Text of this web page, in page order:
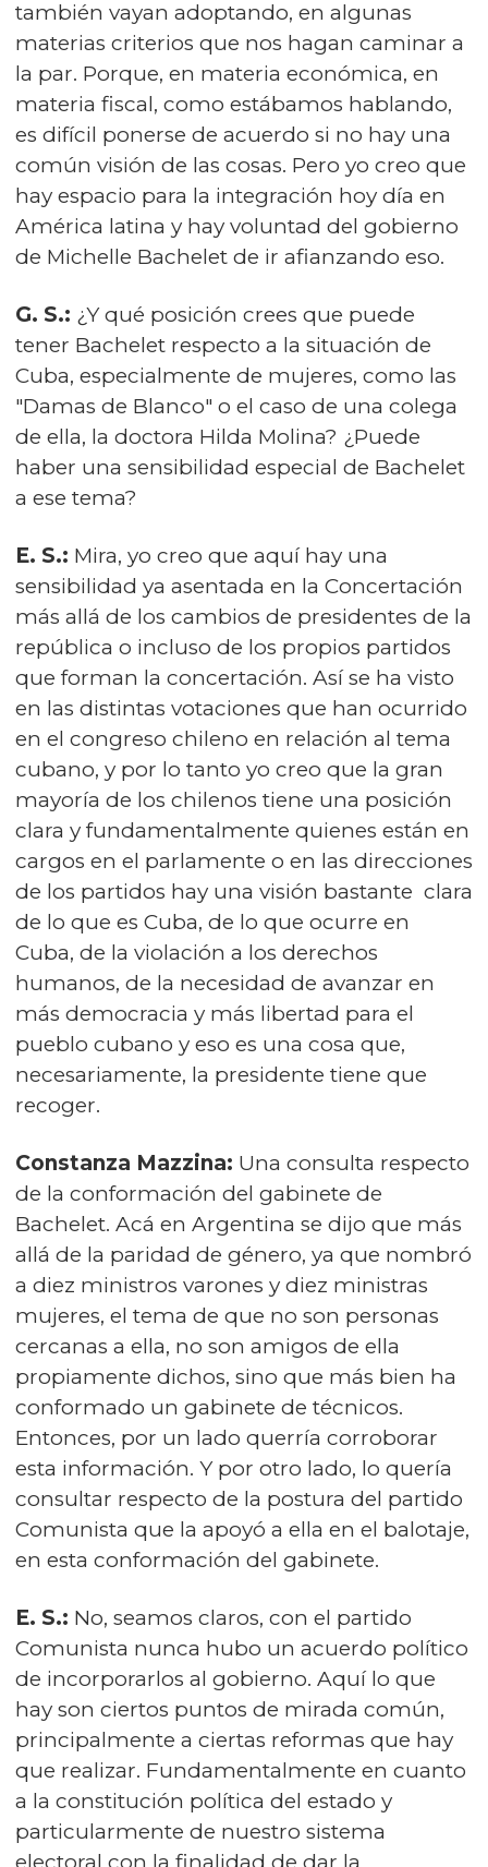
también vayan adoptando, en algunas
materias criterios que nos hagan caminar a
la par. Porque, en materia económica, en
materia fiscal, como estábamos hablando,
es difícil ponerse de acuerdo si no hay una
común visión de las cosas. Pero yo creo que
hay espacio para la integración hoy día en
América latina y hay voluntad del gobierno
de Michelle Bachelet de ir afianzando eso.
G. S.: ¿Y qué posición crees que puede
tener Bachelet respecto a la situación de
Cuba, especialmente de mujeres, como las
"Damas de Blanco" o el caso de una colega
de ella, la doctora Hilda Molina? ¿Puede
haber una sensibilidad especial de Bachelet
a ese tema?
E. S.: Mira, yo creo que aquí hay una
sensibilidad ya asentada en la Concertación
más allá de los cambios de presidentes de la
república o incluso de los propios partidos
que forman la concertación. Así se ha visto
en las distintas votaciones que han ocurrido
en el congreso chileno en relación al tema
cubano, y por lo tanto yo creo que la gran
mayoría de los chilenos tiene una posición
clara y fundamentalmente quienes están en
cargos en el parlamente o en las direcciones
de los partidos hay una visión bastante clara
de lo que es Cuba, de lo que ocurre en
Cuba, de la violación a los derechos
humanos, de la necesidad de avanzar en
más democracia y más libertad para el
pueblo cubano y eso es una cosa que,
necesariamente, la presidente tiene que
recoger.
Constanza Mazzina: Una consulta respecto
de la conformación del gabinete de
Bachelet. Acá en Argentina se dijo que más
allá de la paridad de género, ya que nombró
a diez ministros varones y diez ministras
mujeres, el tema de que no son personas
cercanas a ella, no son amigos de ella
propiamente dichos, sino que más bien ha
conformado un gabinete de técnicos.
Entonces, por un lado querría corroborar
esta información. Y por otro lado, lo quería
consultar respecto de la postura del partido
Comunista que la apoyó a ella en el balotaje,
en esta conformación del gabinete.
E. S.: No, seamos claros, con el partido
Comunista nunca hubo un acuerdo político
de incorporarlos al gobierno. Aquí lo que
hay son ciertos puntos de mirada común,
principalmente a ciertas reformas que hay
que realizar. Fundamentalmente en cuanto
a la constitución política del estado y
particularmente de nuestro sistema